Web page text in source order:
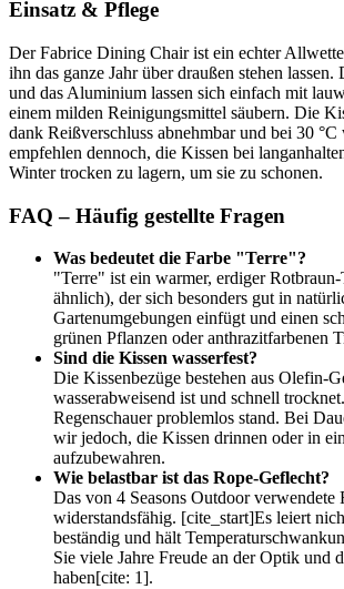
Einsatz & Pflege
Der Fabrice Dining Chair ist ein echter
ihn das ganze Jahr über draußen stehen
und das Aluminium lassen sich einfach mit
einem milden Reinigungsmittel säubern. Die
dank Reißverschluss abnehmbar und bei 30 °C
empfehlen dennoch, die Kissen bei
Winter trocken zu lagern, um sie zu schonen.
FAQ – Häufig gestellte Fragen
Was bedeutet die Farbe "Terre"?
"Terre" ist ein warmer, erdiger
ähnlich), der sich besonders gut in
Gartenumgebungen einfügt und einen
grünen Pflanzen oder anthrazitfarbenen
Sind die Kissen wasserfest?
Die Kissenbezüge bestehen aus Olefin-
wasserabweisend ist und schnell
Regenschauer problemlos stand. Bei
wir jedoch, die Kissen drinnen oder in
aufzubewahren.
Wie belastbar ist das Rope-Geflecht?
Das von 4 Seasons Outdoor verwendete
widerstandsfähig. [cite_start]Es leiert
beständig und hält
Sie viele Jahre Freude an der Optik und
haben[cite: 1].